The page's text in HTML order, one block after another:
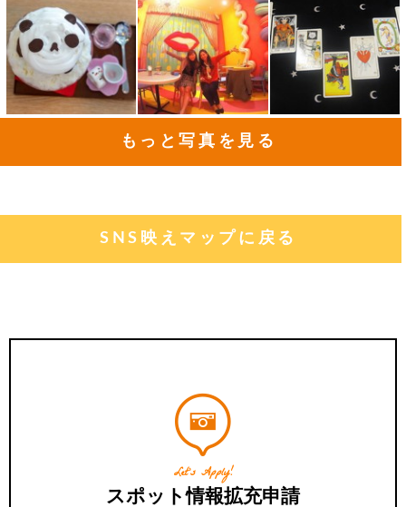
もっと写真を見る
SNS映えマップに戻る
Let's Apply!
スポット情報拡充申請